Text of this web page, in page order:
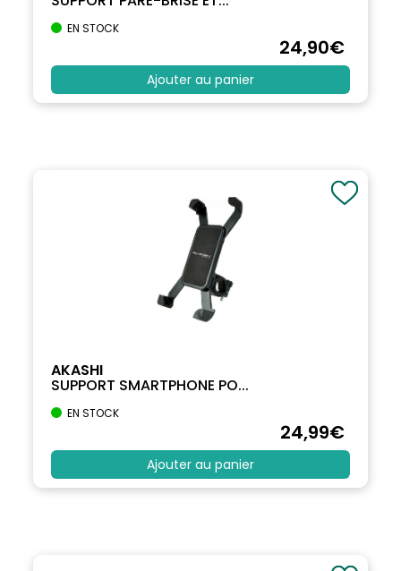
EN STOCK
24,90€
Ajouter au panier
AKASHI
SUPPORT SMARTPHONE PO...
EN STOCK
24,99€
Ajouter au panier